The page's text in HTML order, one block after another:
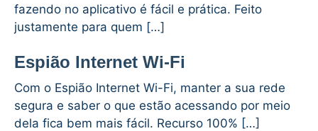
fazendo no aplicativo é fácil e prática. Feito
justamente para quem […]
Espião Internet Wi-Fi
Com o Espião Internet Wi-Fi, manter a sua rede
segura e saber o que estão acessando por meio
dela fica bem mais fácil. Recurso 100% […]